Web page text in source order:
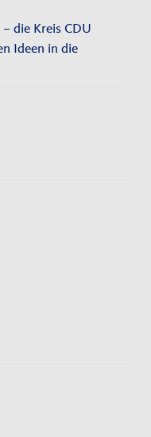
die Kreis CDU
Ideen in die